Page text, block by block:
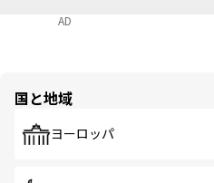
AD
国と地域
ヨーロッパ